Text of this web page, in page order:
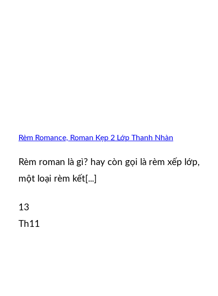
Rèm Romance, Roman Kẹp 2 Lớp Thanh Nhàn
Rèm roman là gì? hay còn gọi là rèm xếp lớp,
một loại rèm kết[...]
13
Th11